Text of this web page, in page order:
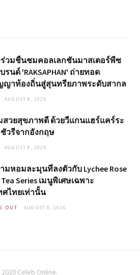
วมชื่นชมคอลเลกชันมาสเตอร์พีซ
รนด์ 'RAKSAPHAN' ถ่ายทอด
าท้องถิ่นสู่สุนทรียภาพระดับสากล
AUGUST 8, 2026
สวยสุขภาพดี ด้วยวีแกนแฮร์แคร์ระ
วรีจากอังกฤษ
AUGUST 8, 2026
มหอมละมุนที่ลงตัวกับ Lychee Rose
Series เมนูพิเศษเฉพาะ
ศไทยเท่านั้น
OUT AUGUST 8, 2026
Celeb Online.